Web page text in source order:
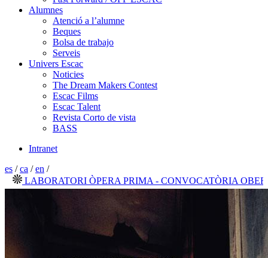
Alumnes
Atenció a l’alumne
Beques
Bolsa de trabajo
Serveis
Univers Escac
Noticies
The Dream Makers Contest
Escac Films
Escac Talent
Revista Corto de vista
BASS
Intranet
es /ca /en /
LABORATORI ÒPERA PRIMA - CONVOCATÒRIA OBERTA